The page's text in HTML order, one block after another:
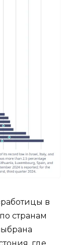
в
странам
где